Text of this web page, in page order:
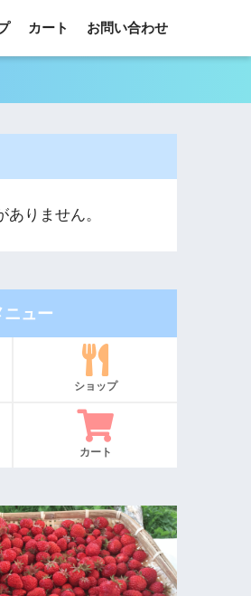
カート お問い合わせ
りません。
ュー
ショップ
カート